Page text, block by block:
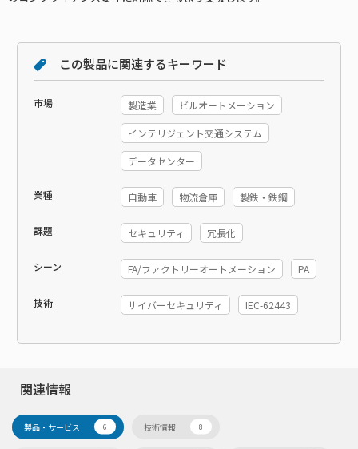
この製品に関連するキーワード
市場 製造業 ビルオートメーション
インテリジェント交通システム
データセンター
業種 自動車 物流倉庫 製鉄・鉄鋼
課題 セキュリティ 冗長化
シーン FA/ファクトリーオートメーション PA
技術 サイバーセキュリティ IEC-62443
関連情報
製品・サービス 6 技術情報 8